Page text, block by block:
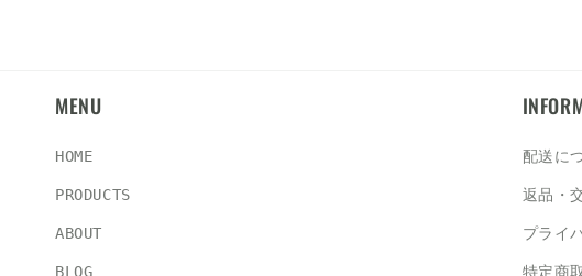
MENU
HOME
PRODUCTS
ABOUT
BLOG
配送に
返品・
プライ
特定商